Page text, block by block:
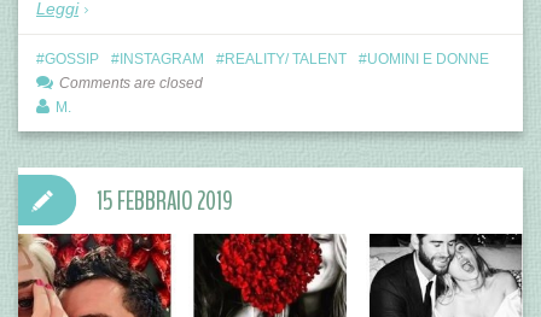
Leggi
GOSSIP INSTAGRAM REALITY/ TALENT
UOMINI E DONNE
Comments are closed
M.
15 FEBBRAIO 2019